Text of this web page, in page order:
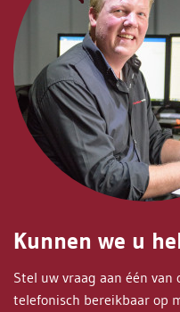
Kunnen we u
Stel uw vraag aan één van
telefonisch bereikbaar op